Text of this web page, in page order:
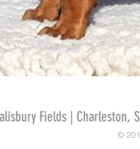
Fields | Charleston,
©